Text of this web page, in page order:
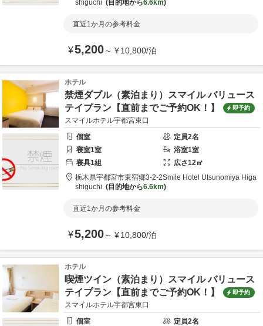
shiguchi
目的地から6.6km
直近1か月の参考料金
¥5,200～ ¥10,800/泊
ホテル
禁煙ダブル（素泊まり）スマイル バリュース
テイプラン【直前までご予約OK！】
即予約
スマイルホテル宇都宮東口
個室
定員2名
寝室1室 浴室1室
寝具1組 広さ12㎡
栃木県宇都宮市東宿郷3-2-2Smile Hotel Utsunomiya Higa
shiguchi
目的地から6.6km
直近1か月の参考料金
¥5,200～ ¥10,800/泊
ホテル
喫煙ツイン（素泊まり）スマイル バリュース
テイプラン【直前までご予約OK！】
即予約
スマイルホテル宇都宮東口
個室
定員2名